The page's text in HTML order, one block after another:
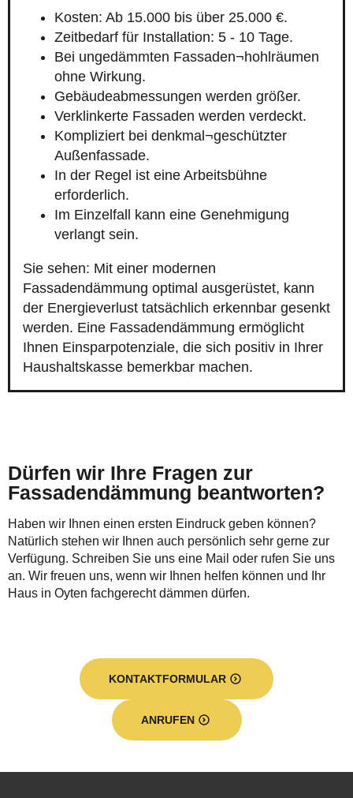
Kosten: Ab 15.000 bis über 25.000 €.
Zeitbedarf für Installation: 5 - 10 Tage.
Bei ungedämmten Fassaden¬hohlräumen
ohne Wirkung.
Gebäudeabmessungen werden größer.
Verklinkerte Fassaden werden verdeckt.
Kompliziert bei denkmal¬geschützter
Außenfassade.
In der Regel ist eine Arbeitsbühne
erforderlich.
Im Einzelfall kann eine Genehmigung
verlangt sein.
Sie sehen: Mit einer modernen
Fassadendämmung optimal ausgerüstet, kann
der Energieverlust tatsächlich erkennbar gesenkt
werden. Eine Fassadendämmung ermöglicht
Ihnen Einsparpotenziale, die sich positiv in Ihrer
Haushaltskasse bemerkbar machen.
Dürfen wir Ihre Fragen zur
Fassadendämmung beantworten?
Haben wir Ihnen einen ersten Eindruck geben können?
Natürlich stehen wir Ihnen auch persönlich sehr gerne zur
Verfügung. Schreiben Sie uns eine Mail oder rufen Sie uns
an. Wir freuen uns, wenn wir Ihnen helfen können und Ihr
Haus in Oyten fachgerecht dämmen dürfen.
KONTAKTFORMULAR
ANRUFEN